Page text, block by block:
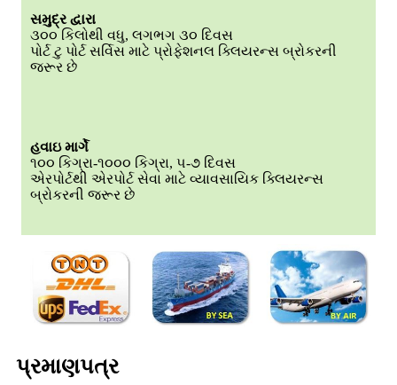
સમુદ્ર દ્વારા
૩૦૦ કિલોથી વધુ, લગભગ ૩૦ દિવસ
પોર્ટ ટુ પોર્ટ સર્વિસ માટે પ્રોફેશનલ ક્લિયરન્સ બ્રોકરની
જરૂર છે
હવાઇ માર્ગે
૧૦૦ કિગ્રા-૧૦૦૦ કિગ્રા, ૫-૭ દિવસ
એરપોર્ટથી એરપોર્ટ સેવા માટે વ્યાવસાયિક ક્લિયરન્સ
બ્રોકરની જરૂર છે
પ્રમાણપત્ર